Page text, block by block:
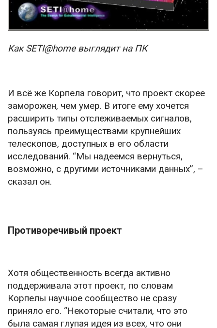
Как SETI@home выглядит на ПК
И всё же Корпела говорит, что проект скорее
заморожен, чем умер. В итоге ему хочется
расширить типы отслеживаемых сигналов,
пользуясь преимуществами крупнейших
телескопов, доступных в его области
исследований. “Мы надеемся вернуться,
возможно, с другими источниками данных”, –
сказал он.
Противоречивый проект
Хотя общественность всегда активно
поддерживала этот проект, по словам
Корпелы научное сообщество не сразу
приняло его. “Некоторые считали, что это
была самая глупая идея из всех, что они